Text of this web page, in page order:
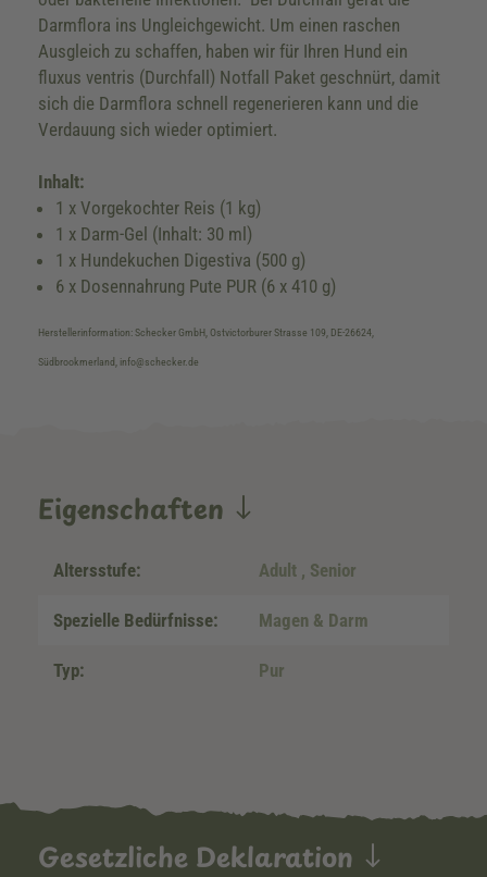
Darmflora ins Ungleichgewicht. Um einen raschen
Ausgleich zu schaffen, haben wir für Ihren Hund ein
fluxus ventris (Durchfall) Notfall Paket geschnürt, damit
sich die Darmflora schnell regenerieren kann und die
Verdauung sich wieder optimiert.
Inhalt:
1 x Vorgekochter Reis (1 kg)
1 x Darm-Gel (Inhalt: 30 ml)
1 x Hundekuchen Digestiva (500 g)
6 x Dosennahrung Pute PUR (6 x 410 g)
Herstellerinformation: Schecker GmbH, Ostvictorburer Strasse 109, DE-26624,
Südbrookmerland, info@schecker.de
Eigenschaften
Altersstufe: Adult , Senior
Spezielle Bedürfnisse: Magen & Darm
Typ: Pur
Gesetzliche Deklaration